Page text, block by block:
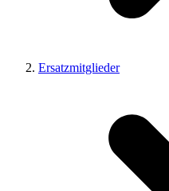
Ersatzmitglieder